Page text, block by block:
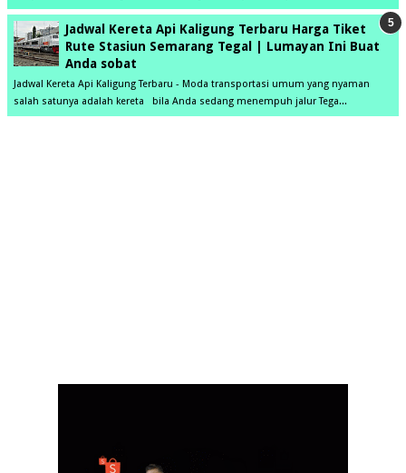
Jadwal Kereta Api Kaligung Terbaru Harga Tiket
Rute Stasiun Semarang Tegal | Lumayan Ini Buat
Anda sobat
Jadwal Kereta Api Kaligung Terbaru - Moda transportasi umum yang nyaman
salah satunya adalah kereta bila Anda sedang menempuh jalur Tega...